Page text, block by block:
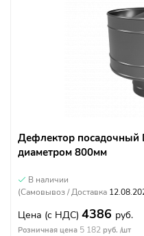
Дефлектор посадочный
диаметром 800мм
В наличии
(Самовывоз / Доставка
Цена (с НДС) 4386 руб.
Розничная цена 5 182 руб. /шт